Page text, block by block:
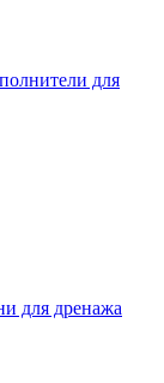
для
для дренажа